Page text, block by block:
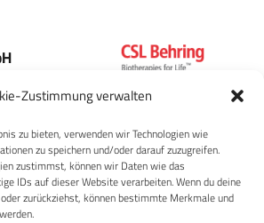
Zustimmung verwalten
zu bieten, verwenden wir Technologien wie
zu speichern und/oder darauf zuzugreifen.
zustimmst, können wir Daten wie das
IDs auf dieser Website verarbeiten. Wenn du deine
zurückziehst, können bestimmte Merkmale und
GmbH